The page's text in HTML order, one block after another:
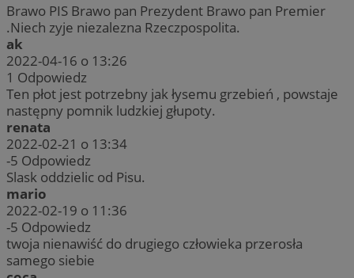
Brawo PIS Brawo pan Prezydent Brawo pan Premier
.Niech zyje niezalezna Rzeczpospolita.
ak
2022-04-16 o 13:26
1 Odpowiedz
Ten płot jest potrzebny jak łysemu grzebień , powstaje
następny pomnik ludzkiej głupoty.
renata
2022-02-21 o 13:34
-5 Odpowiedz
Slask oddzielic od Pisu.
mario
2022-02-19 o 11:36
-5 Odpowiedz
twoja nienawiść do drugiego człowieka przerosła
samego siebie